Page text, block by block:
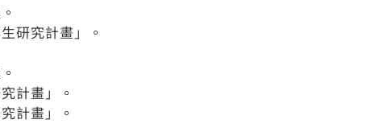
研究計畫」。
計畫」。
計畫」。